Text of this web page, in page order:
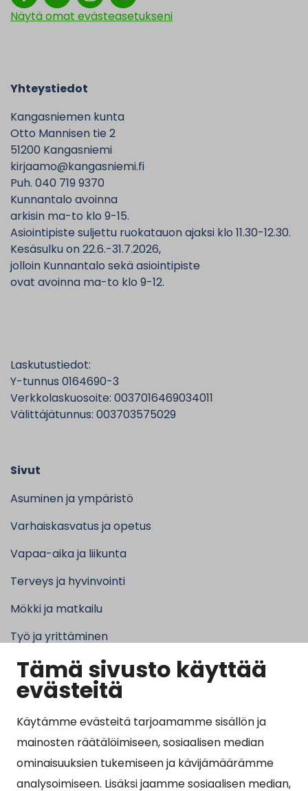
Tämä sivusto käyttää
evästeitä
Käytämme evästeitä tarjoamamme sisällön ja
mainosten räätälöimiseen, sosiaalisen median
ominaisuuksien tukemiseen ja kävijämäärämme
analysoimiseen. Lisäksi jaamme sosiaalisen median,
Näytä omat evästeasetukseni
Yhteystiedot
Kangasniemen kunta
Otto Mannisen tie 2
51200 Kangasniemi
kirjaamo@kangasniemi.fi
Puh. 040 719 9370
Kunnantalo avoinna
arkisin ma-to klo 9-15.
Asiointipiste suljettu ruokatauon ajaksi klo 11.30-12.30.
Kesäsulku on 22.6.-31.7.2026,
jolloin Kunnantalo sekä asiointipiste
ovat avoinna ma-to klo 9-12.
Laskutustiedot:
Y-tunnus 0164690-3
Verkkolaskuosoite: 0037016469034011
Välittäjätunnus: 003703575029
Sivut
Asuminen ja ympäristö
Varhaiskasvatus ja opetus
Vapaa-aika ja liikunta
Terveys ja hyvinvointi
Mökki ja matkailu
Työ ja yrittäminen
Kunta ja hallinto
Suosituimmat sivut
Esityslistat, pöytäkirjat, viranhaltijapäätökset ja
kuulutukset